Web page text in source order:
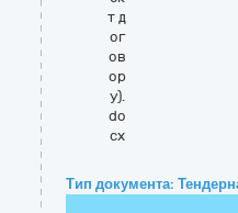
т д
ог
ов
ор
у).
do
cx
Тип документа: